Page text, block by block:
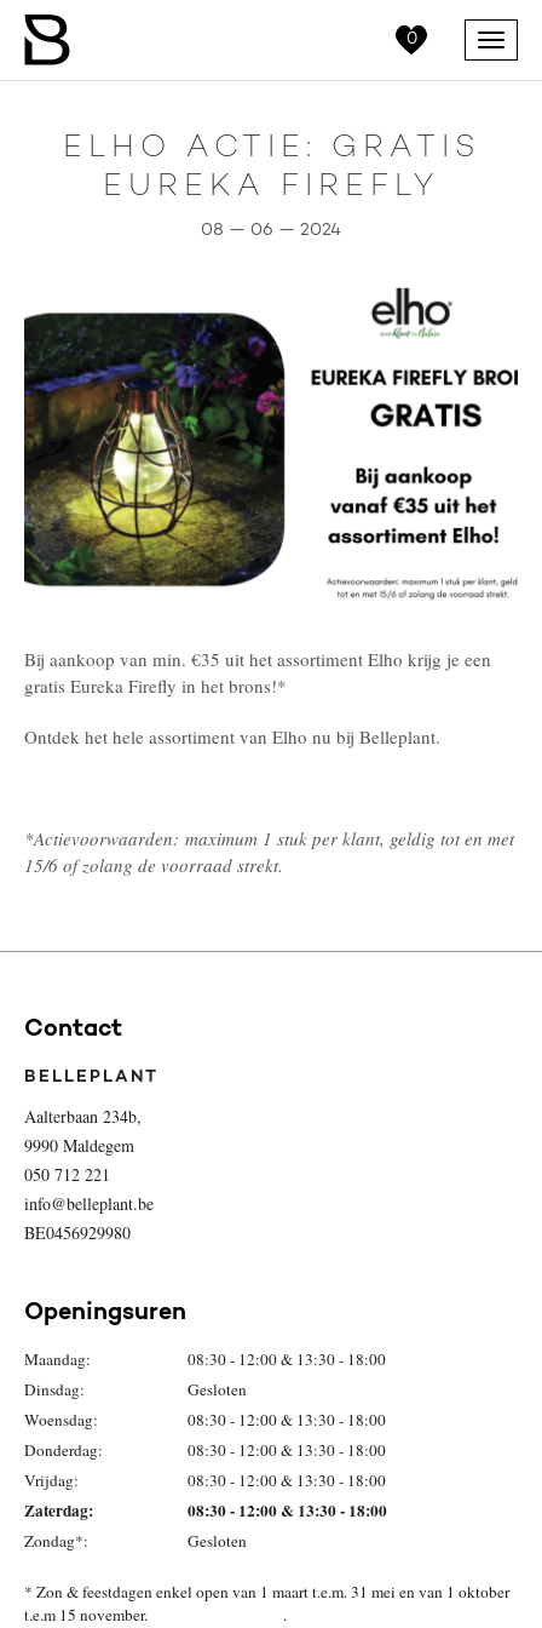
0 Menu
ELHO ACTIE: GRATIS
EUREKA FIREFLY
08 — 06 — 2024
Bij aankoop van min. €35 uit het assortiment Elho krijg je een
gratis Eureka Firefly in het brons!*
Ontdek het hele assortiment van Elho nu bij Belleplant.
*Actievoorwaarden: maximum 1 stuk per klant, geldig tot en met
15/6 of zolang de voorraad strekt.
Contact
BELLEPLANT
Aalterbaan 234b,
9990 Maldegem
050 712 221
info@belleplant.be
BE0456929980
Openingsuren
Maandag:
08:30 - 12:00 & 13:30 - 18:00
Dinsdag:
Gesloten
Woensdag:
08:30 - 12:00 & 13:30 - 18:00
Donderdag:
08:30 - 12:00 & 13:30 - 18:00
Vrijdag:
08:30 - 12:00 & 13:30 - 18:00
Zaterdag: 08:30 - 12:00 & 13:30 - 18:00
Zondag*: Gesloten
* Zon & feestdagen enkel open van 1 maart t.e.m. 31 mei en van 1 oktober
t.e.m 15 november. .